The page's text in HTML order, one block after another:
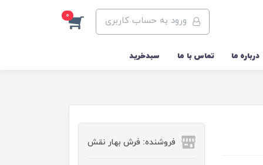
ورود به حساب کاربری 0
درباره ما تماس با ما سبدخرید
فروشنده: فرش بهار نقش